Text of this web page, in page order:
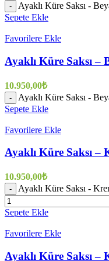
- Ayaklı Küre Saksı -
Sepete Ekle
Favorilere Ekle
Ayaklı Küre Saksı –
10.950,00₺
- Ayaklı Küre Saksı -
Sepete Ekle
Favorilere Ekle
Ayaklı Küre Saksı –
10.950,00₺
- Ayaklı Küre Saksı -
Sepete Ekle
Favorilere Ekle
Ayaklı Küre Saksı –